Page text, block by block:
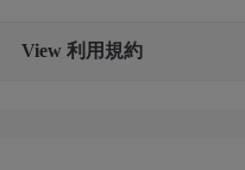
View 利用規約